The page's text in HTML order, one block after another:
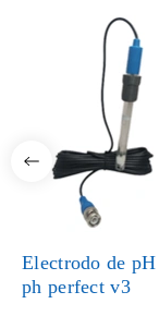
Electrodo de pH
ph perfect v3